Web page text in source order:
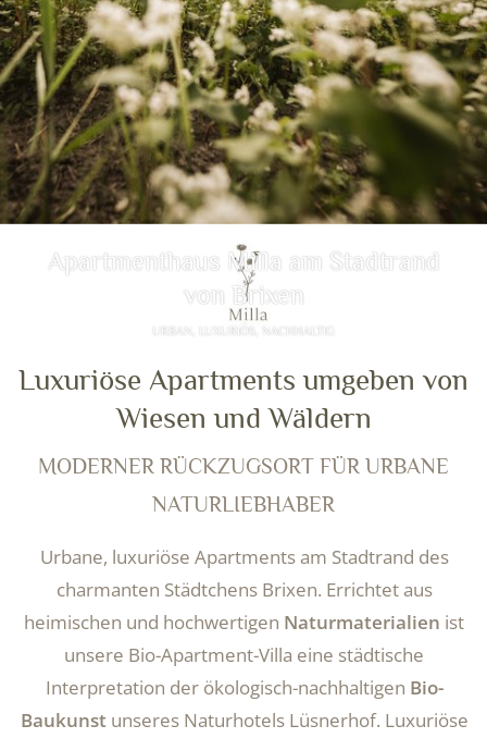
Apartmenthaus Milla am Stadtrand
von Brixen
URBAN, LUXURIÖS, NACHHALTIG
Luxuriöse Apartments umgeben von
Wiesen und Wäldern
MODERNER RÜCKZUGSORT FÜR URBANE
NATURLIEBHABER
Urbane, luxuriöse Apartments am Stadtrand des
charmanten Städtchens Brixen. Errichtet aus
heimischen und hochwertigen Naturmaterialien ist
unsere Bio-Apartment-Villa eine städtische
Interpretation der ökologisch-nachhaltigen Bio-
Baukunstunseres Naturhotels Lüsnerhof. Luxuriöse